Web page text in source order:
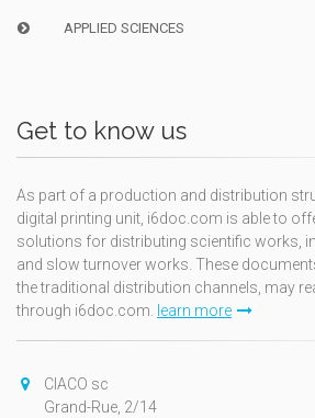
APPLIED SCIENCES
Get to know us
As part of a production and distribution
digital printing unit, i6doc.com is able to
solutions for distributing scientific works,
and slow turnover works. These
the traditional distribution channels, may
through i6doc.com. learn more
CIACO sc
Grand-Rue, 2/14